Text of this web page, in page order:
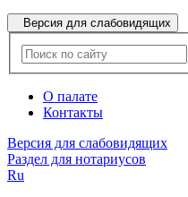
Версия для слабовидящих
О палате
Контакты
Версия для слабовидящих
Раздел для нотариусов
Ru